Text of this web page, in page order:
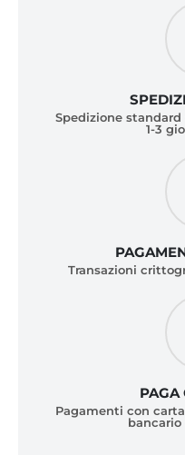
Spedizione
1-3
Transazioni
PAGA
Pagamenti con
bancario